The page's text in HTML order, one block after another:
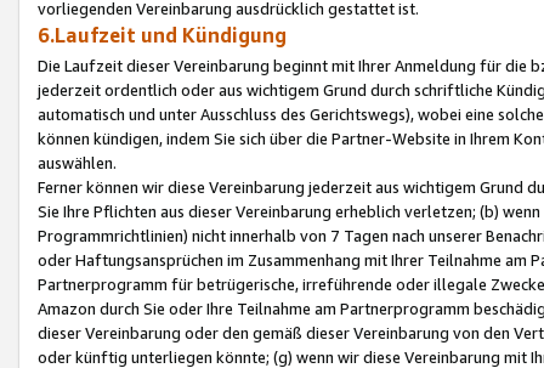
vorliegenden Vereinbarung ausdrücklich gestattet ist.
6.Laufzeit und Kündigung
Die Laufzeit dieser Vereinbarung beginnt mit Ihrer Anmeldung für die
jederzeit ordentlich oder aus wichtigem Grund durch schriftliche
automatisch und unter Ausschluss des Gerichtswegs), wobei eine
können kündigen, indem Sie sich über die Partner-Website in Ihrem
auswählen.
Ferner können wir diese Vereinbarung jederzeit aus wichtigem Grund
Sie Ihre Pflichten aus dieser Vereinbarung erheblich verletzen; (b)
Programmrichtlinien) nicht innerhalb von 7 Tagen nach unserer
oder Haftungsansprüchen im Zusammenhang mit Ihrer Teilnahme am
Partnerprogramm für betrügerische, irreführende oder illegale
Amazon durch Sie oder Ihre Teilnahme am Partnerprogramm
dieser Vereinbarung oder den gemäß dieser Vereinbarung von den
oder künftig unterliegen könnte; (g) wenn wir diese Vereinbarung mit